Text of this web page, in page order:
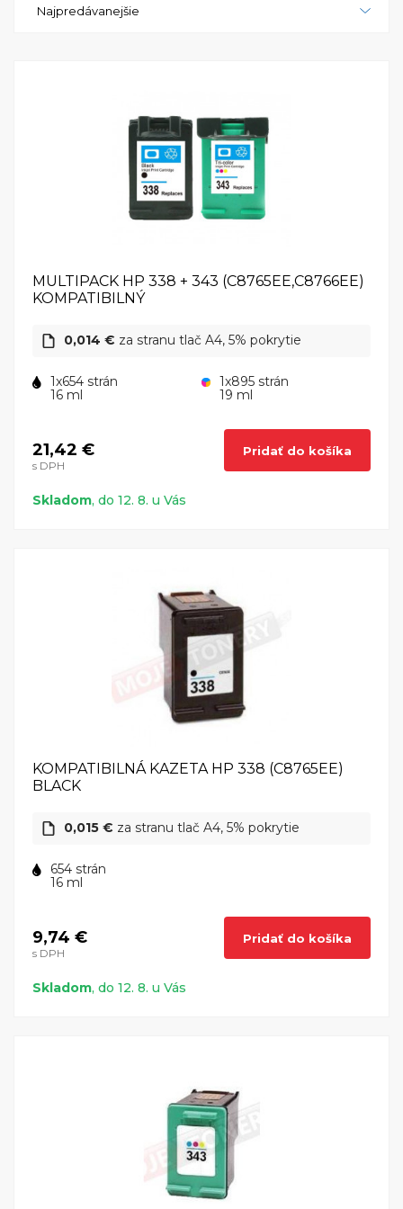
skenovanie vašich dokumentov a fotografií. Nech už
Najpredávanejšie
MULTIPACK HP 338 + 343 (C8765EE,C8766EE)
KOMPATIBILNÝ
0,014 € za stranu tlač A4, 5% pokrytie
1x654 strán
16 ml
1x895 strán
19 ml
21,42 €
s DPH
Pridať do košíka
Skladom, do 12. 8. u Vás
KOMPATIBILNÁ KAZETA HP 338 (C8765EE)
BLACK
0,015 € za stranu tlač A4, 5% pokrytie
654 strán
16 ml
9,74 €
s DPH
Pridať do košíka
Skladom, do 12. 8. u Vás